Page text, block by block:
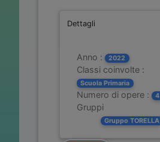
Dettagli
Anno : 2022
Classi coinvolte :
Scuola Primaria
Numero di opere : 4
Gruppi
Gruppo TORELLA